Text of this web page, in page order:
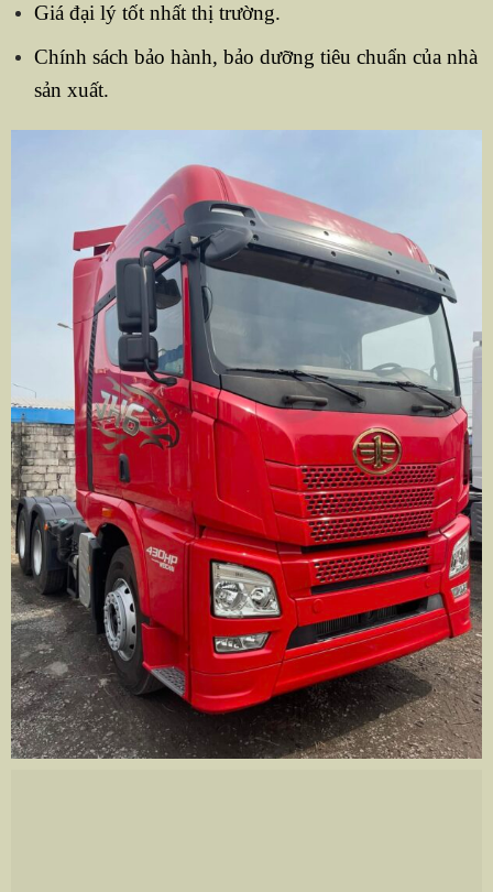
Giá đại lý tốt nhất thị trường.
Chính sách bảo hành, bảo dưỡng tiêu chuẩn của nhà
sản xuất.